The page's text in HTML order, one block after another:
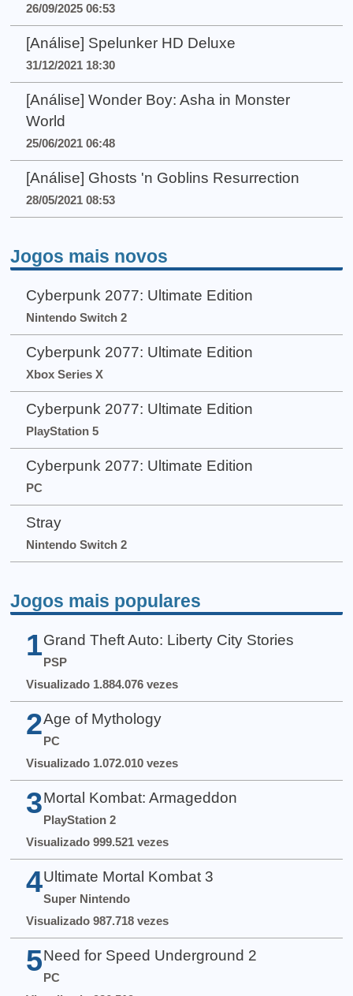
26/09/2025 06:53
[Análise] Spelunker HD Deluxe
31/12/2021 18:30
[Análise] Wonder Boy: Asha in Monster
World
25/06/2021 06:48
[Análise] Ghosts 'n Goblins Resurrection
28/05/2021 08:53
Jogos mais novos
Cyberpunk 2077: Ultimate Edition
Nintendo Switch 2
Cyberpunk 2077: Ultimate Edition
Xbox Series X
Cyberpunk 2077: Ultimate Edition
PlayStation 5
Cyberpunk 2077: Ultimate Edition
PC
Stray
Nintendo Switch 2
Jogos mais populares
1 Grand Theft Auto: Liberty City Stories
PSP
Visualizado 1.884.076 vezes
2 Age of Mythology
PC
Visualizado 1.072.010 vezes
3 Mortal Kombat: Armageddon
PlayStation 2
Visualizado 999.521 vezes
4 Ultimate Mortal Kombat 3
Super Nintendo
Visualizado 987.718 vezes
5 Need for Speed Underground 2
PC